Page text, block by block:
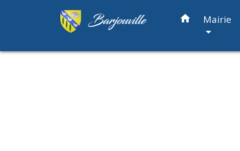
home Mairie